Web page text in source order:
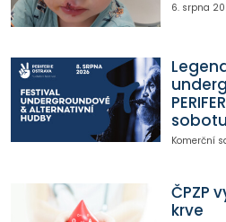
6. srpna
sobotu
Komerční
ČPZP
krve